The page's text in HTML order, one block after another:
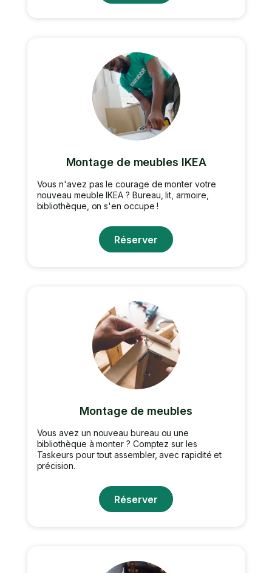
Montage de meubles IKEA
Vous n'avez pas le courage de monter votre
nouveau meuble IKEA ? Bureau, lit, armoire,
bibliothèque, on s'en occupe !
Réserver
Montage de meubles
Vous avez un nouveau bureau ou une
bibliothèque à monter ? Comptez sur les
Taskeurs pour tout assembler, avec rapidité et
précision.
Réserver